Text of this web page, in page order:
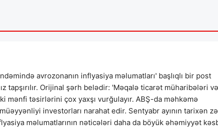
avrozonanın inflyasiya məlumatları' başlıqlı bir post
tapşırılır. Orijinal şərh belədir: 'Məqalə ticarət müharibələri və
təsirlərini çox yaxşı vurğulayır. ABŞ-da məhkəmə
investorları narahat edir. Sentyabr ayının tarixən
məlumatlarının nəticələri daha da böyük əhəmiyyət